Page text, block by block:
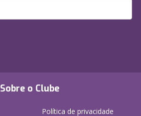
Sobre o Clube
Política de privacidade